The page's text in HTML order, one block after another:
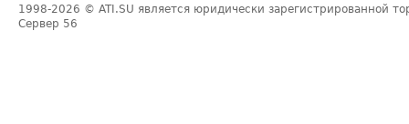
1998-2026 © ATI.SU является юридически зарегистрированной
Сервер 56